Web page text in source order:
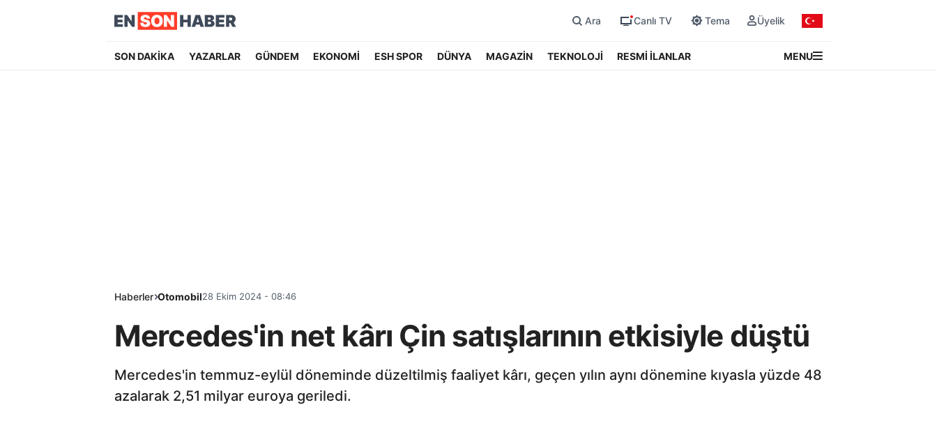
Ara Canlı TV Tema Üyelik
SON DAKİKA YAZARLAR GÜNDEM EKONOMİ ESH SPOR DÜNYA MAGAZİN TEKNOLOJİ RESMİ İLANLAR MENU
Haberler Otomobil28 Ekim 2024 - 08:46
Mercedes'in net kârı Çin satışlarının etkisiyle düştü
Mercedes'in temmuz-eylül döneminde düzeltilmiş faaliyet kârı, geçen yılın aynı dönemine kıyasla yüzde 48
azalarak 2,51 milyar euroya geriledi.